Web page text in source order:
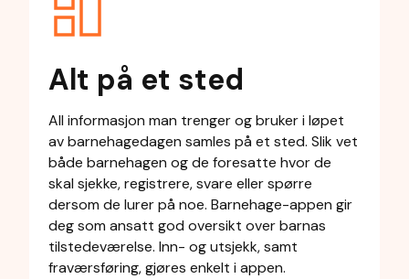
Alt på et sted
All informasjon man trenger og bruker i løpet
av barnehagedagen samles på et sted. Slik vet
både barnehagen og de foresatte hvor de
skal sjekke, registrere, svare eller spørre
dersom de lurer på noe. Barnehage-appen gir
deg som ansatt god oversikt over barnas
tilstedeværelse. Inn- og utsjekk, samt
fraværsføring, gjøres enkelt i appen.